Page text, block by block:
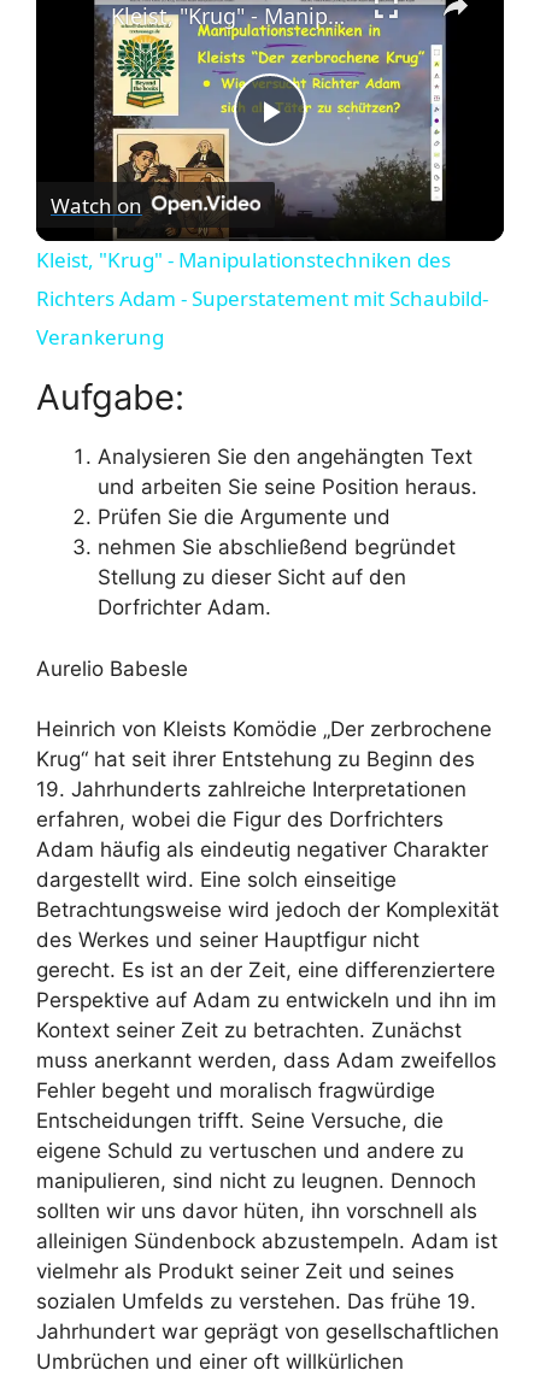
P
a
i
d
o
Kleist, "Krug" - Manipulationstechniken des Richters Adam - Superstatement mit Schaubild-Verankerung
Watch on
Kleist, "Krug" - Manipulationstechniken des
Richters Adam - Superstatement mit Schaubild-
Verankerung
Aufgabe:
Analysieren Sie den angehängten Text
und arbeiten Sie seine Position heraus.
Prüfen Sie die Argumente und
nehmen Sie abschließend begründet
Stellung zu dieser Sicht auf den
Dorfrichter Adam.
Aurelio Babesle
Heinrich von Kleists Komödie „Der zerbrochene
Krug“ hat seit ihrer Entstehung zu Beginn des
19. Jahrhunderts zahlreiche Interpretationen
erfahren, wobei die Figur des Dorfrichters
Adam häufig als eindeutig negativer Charakter
dargestellt wird. Eine solch einseitige
Betrachtungsweise wird jedoch der Komplexität
des Werkes und seiner Hauptfigur nicht
gerecht. Es ist an der Zeit, eine differenziertere
Perspektive auf Adam zu entwickeln und ihn im
Kontext seiner Zeit zu betrachten. Zunächst
muss anerkannt werden, dass Adam zweifellos
Fehler begeht und moralisch fragwürdige
Entscheidungen trifft. Seine Versuche, die
eigene Schuld zu vertuschen und andere zu
manipulieren, sind nicht zu leugnen. Dennoch
sollten wir uns davor hüten, ihn vorschnell als
alleinigen Sündenbock abzustempeln. Adam ist
vielmehr als Produkt seiner Zeit und seines
sozialen Umfelds zu verstehen. Das frühe 19.
Jahrhundert war geprägt von gesellschaftlichen
Umbrüchen und einer oft willkürlichen